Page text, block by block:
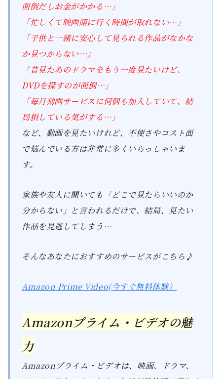
面倒だしお金がかかる…」
「忙しくて映画館に行く時間が取れない…」
「子供と一緒に安心して見られる作品がなかな
か見つからない…」
「昔見たあのドラマをもう一度見たいけど、
DVDを探すのが面倒…」
「毎月動画サービスに何個も加入していて、結
局損している気がする…」
など、動画を見たいけれど、不便さやコスト面
で悩んでいる方は非常に多くいらっしゃいま
す。
家族や友人に聞いても「どこで見たらいいのか
分からない」と言われるだけで、結局、見たい
作品を見逃してしまう…
そんなあなたにおすすめのサービスがこちら♪
Amazon Prime Video(今すぐ無料体験）
Amazonプライム・ビデオの魅
力
Amazonプライム・ビデオは、映画、ドラマ、